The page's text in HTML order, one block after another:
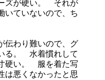
ズが硬い。 それが
いていないので、ち
伝わり難いので、グ
る。 水着慣れして
硬い。 服を着た写
は悪くなかったと思